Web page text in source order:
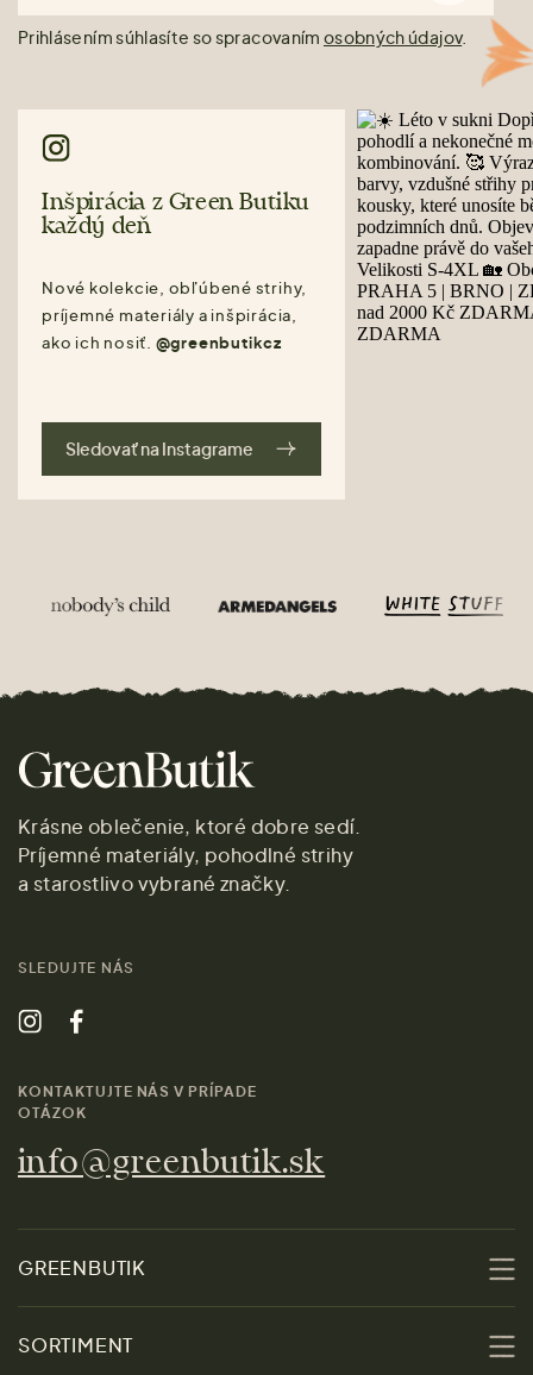
Prihlásením súhlasíte so spracovaním osobných údajov.
Inšpirácia z Green Butiku
každý deň
Nové kolekcie, obľúbené strihy,
príjemné materiály a inšpirácia,
ako ich nosiť. @greenbutikcz
Sledovať na Instagrame
Krásne oblečenie, ktoré dobre sedí.
Príjemné materiály, pohodlné strihy
a starostlivo vybrané značky.
SLEDUJTE NÁS
KONTAKTUJTE NÁS V PRÍPADE
OTÁZOK
info@greenbutik.sk
GREENBUTIK
SORTIMENT